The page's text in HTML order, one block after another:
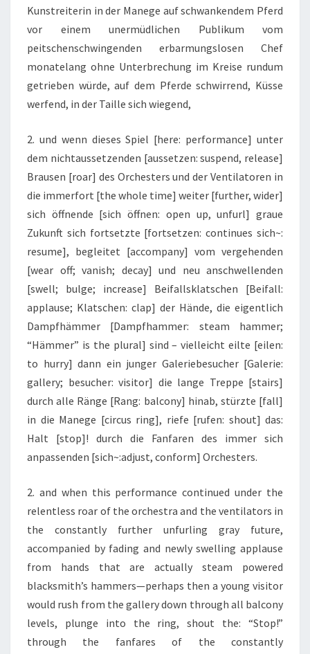
Kunstreiterin in der Manege auf schwankendem Pferd
vor einem unermüdlichen Publikum vom
peitschenschwingenden erbarmungslosen Chef
monatelang ohne Unterbrechung im Kreise rundum
getrieben würde, auf dem Pferde schwirrend, Küsse
werfend, in der Taille sich wiegend,
2. und wenn dieses Spiel [here: performance] unter
dem nichtaussetzenden [aussetzen: suspend, release]
Brausen [roar] des Orchesters und der Ventilatoren in
die immerfort [the whole time] weiter [further, wider]
sich öffnende [sich öffnen: open up, unfurl] graue
Zukunft sich fortsetzte [fortsetzen: continues sich~:
resume], begleitet [accompany] vom vergehenden
[wear off; vanish; decay] und neu anschwellenden
[swell; bulge; increase] Beifallsklatschen [Beifall:
applause; Klatschen: clap] der Hände, die eigentlich
Dampfhämmer [Dampfhammer: steam hammer;
“Hämmer” is the plural] sind – vielleicht eilte [eilen:
to hurry] dann ein junger Galeriebesucher [Galerie:
gallery; besucher: visitor] die lange Treppe [stairs]
durch alle Ränge [Rang: balcony] hinab, stürzte [fall]
in die Manege [circus ring], riefe [rufen: shout] das:
Halt [stop]! durch die Fanfaren des immer sich
anpassenden [sich~:adjust, conform] Orchesters.
2. and when this performance continued under the
relentless roar of the orchestra and the ventilators in
the constantly further unfurling gray future,
accompanied by fading and newly swelling applause
from hands that are actually steam powered
blacksmith’s hammers—perhaps then a young visitor
would rush from the gallery down through all balcony
levels, plunge into the ring, shout the: “Stop!”
through the fanfares of the constantly